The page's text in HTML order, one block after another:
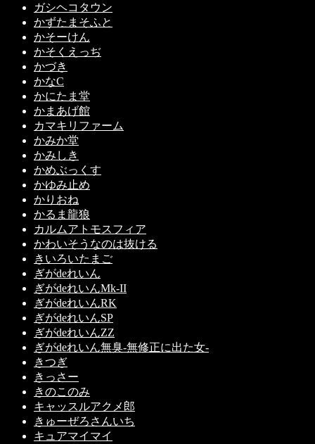
ガシヘコタウン
かずたまそふと
かそーけん
かそくえっぢ
かづき
かなC
かにたま堂
かまあげ館
カマキリファーム
かみか堂
かみしき
かめぶっくす
かゆみ止め
かりおね
かるま龍狼
カルムアトモスフィア
かわいそうなのは抜ける
きいろいたまご
ぎがdeれいん
ぎがdeれいんMk-II
ぎがdeれいんRK
ぎがdeれいんSP
ぎがdeれいんZZ
ぎがdeれいん無臭-無修正に出た女-
きつぎ
きっさー
きのこのみ
キャッスルアクメ郎
きゅーぜろさんいち
キュアマイマイ